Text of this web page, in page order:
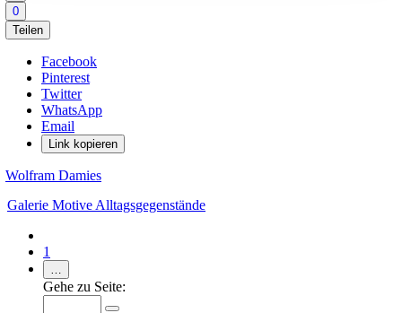
0
Teilen
Facebook
Pinterest
Twitter
WhatsApp
Email
Link kopieren
Wolfram Damies
Galerie Motive Alltagsgegenstände
1
…
Gehe zu Seite: